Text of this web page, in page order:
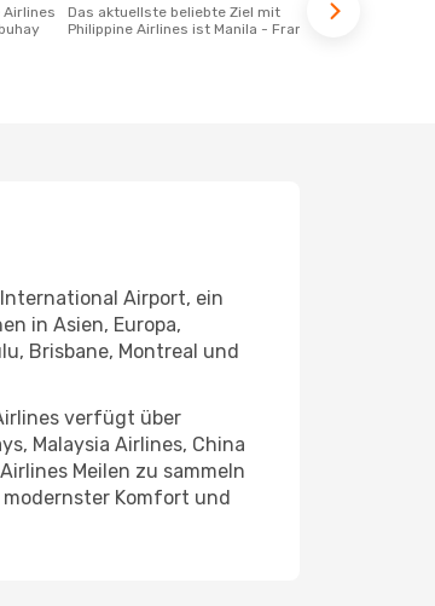
Das aktuellste beliebte Ziel mit
Philippine Airlines ist Manila - Frankfurt.
Airport, ein
in Asien, Europa,
Brisbane, Montreal und
verfügt über
Malaysia Airlines, China
Meilen zu sammeln
Komfort und